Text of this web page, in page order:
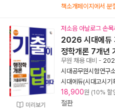
책소개페이지에서 분
미리보기
저소음 아날로그 손
2026 시대에듀
정학개론 7개년
무원 채용 대비 -
시대공무원시험연구
시대에듀(시대고시기
18,900원 (10% 할
절판